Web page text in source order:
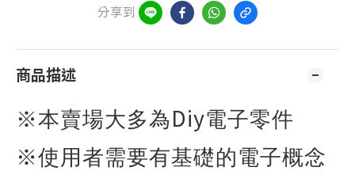
分享到
商品描述
※本賣場大多為Diy電子零件
※使用者需要有基礎的電子概念